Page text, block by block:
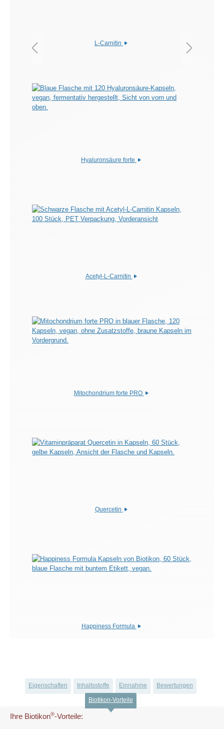
L-Carnitin
Hyaluronsäure forte
Acetyl-L-Carnitin
Mitochondrium forte PRO
Quercetin
Happiness Formula
Eigenschaften Inhaltsstoffe Einnahme Bewertungen
Biotikon-Vorteile
Ihre Biotikon®-Vorteile: